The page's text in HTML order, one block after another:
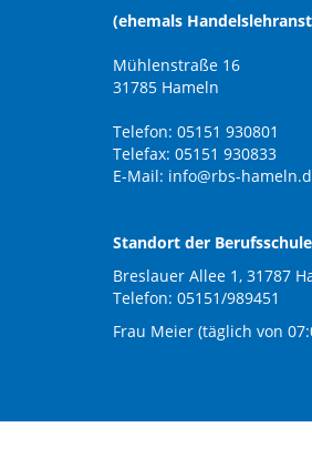
(ehemals
Mühlenstraße 16
31785 Hameln
Telefon: 05151 930801
Telefax: 05151 930833
E-Mail: info@rbs-
Standort der
Breslauer Allee 1, 31787
Telefon: 05151/989451
Frau Meier (täglich von